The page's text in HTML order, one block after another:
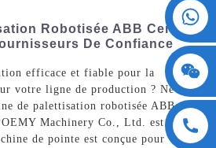
Robotisée ABB Certifiée
De Confiance
efficace et fiable pour la
votre ligne de production ? Ne
de palettisation robotisée ABB
Machinery Co., Ltd. est la
de pointe est conçue pour